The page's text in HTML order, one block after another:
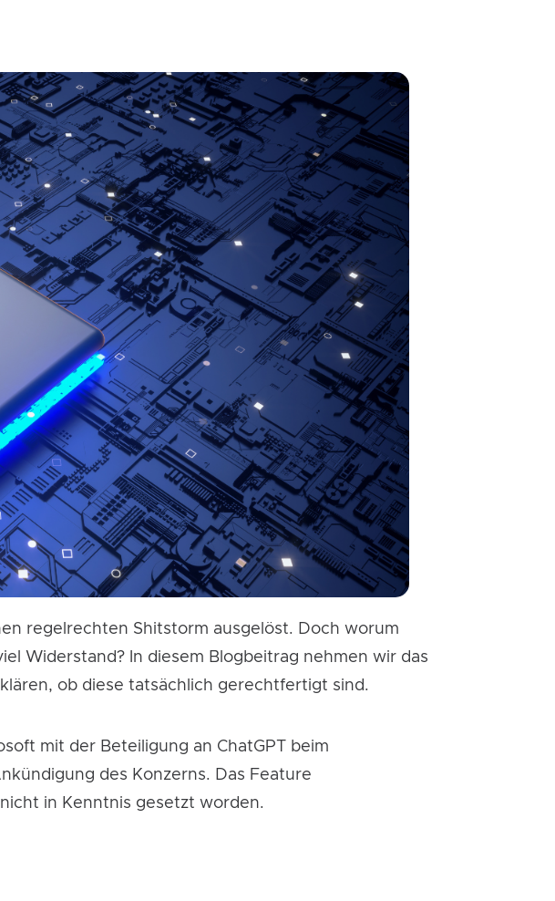
regelrechten Shitstorm ausgelöst. Doch worum
Widerstand? In diesem Blogbeitrag nehmen wir das
ob diese tatsächlich gerechtfertigt sind.
mit der Beteiligung an ChatGPT beim
des Konzerns. Das Feature
in Kenntnis gesetzt worden.